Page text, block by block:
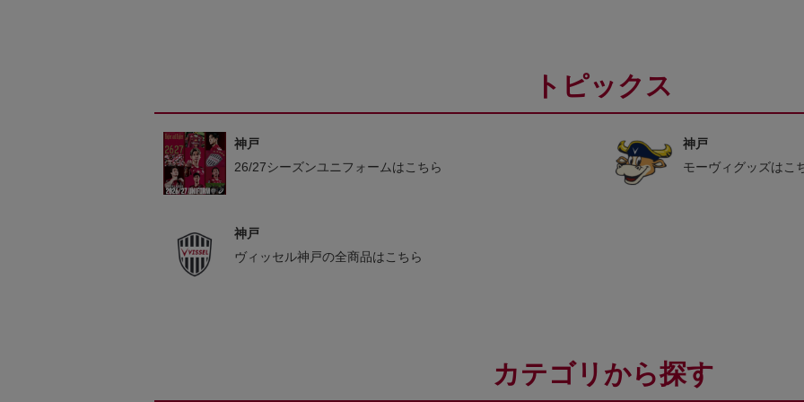
トピックス
神戸
26/27シーズンユニフォームはこちら
神戸
モーヴィグッズはこ
神戸
ヴィッセル神戸の全商品はこちら
カテゴリから探す